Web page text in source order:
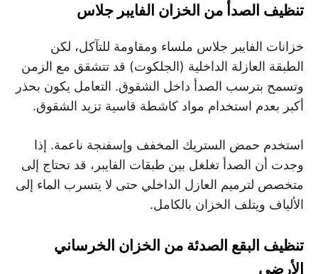
تنظيف الصدأ من الخزان الفايبر جلاس
خزانات الفايبر جلاس ملساء ومقاومة للتآكل، لكن
الطبقة العازلة الداخلية (الجلكوت) قد تتشقق مع الزمن
وتسمح بترسب الصدأ داخل الشقوق. التعامل يكون بحذر
أكبر بعدم استخدام مواد كاشطة قاسية تزيد الشقوق.
استخدم حمض الستريك المخفف وإسفنجة ناعمة. إذا
وجدت أن الصدأ تغلغل بين طبقات الفايبر، قد تحتاج إلى
متخصص لترميم العازل الداخلي حتى لا يتسرب الماء إلى
الألياف ويتلف الخزان بالكامل.
تنظيف البقع الصدئة من الخزان الخرساني
الأرضي